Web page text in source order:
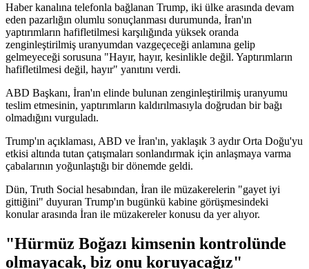
Haber kanalına telefonla bağlanan Trump, iki ülke arasında devam
eden pazarlığın olumlu sonuçlanması durumunda, İran'ın
yaptırımların hafifletilmesi karşılığında yüksek oranda
zenginleştirilmiş uranyumdan vazgeçeceği anlamına gelip
gelmeyeceği sorusuna "Hayır, hayır, kesinlikle değil. Yaptırımların
hafifletilmesi değil, hayır" yanıtını verdi.
ABD Başkanı, İran'ın elinde bulunan zenginleştirilmiş uranyumu
teslim etmesinin, yaptırımların kaldırılmasıyla doğrudan bir bağı
olmadığını vurguladı.
Trump'ın açıklaması, ABD ve İran'ın, yaklaşık 3 aydır Orta Doğu'yu
etkisi altında tutan çatışmaları sonlandırmak için anlaşmaya varma
çabalarının yoğunlaştığı bir dönemde geldi.
Dün, Truth Social hesabından, İran ile müzakerelerin "gayet iyi
gittiğini" duyuran Trump'ın bugünkü kabine görüşmesindeki
konular arasında İran ile müzakereler konusu da yer alıyor.
"Hürmüz Boğazı kimsenin kontrolünde
olmayacak, biz onu koruyacağız"